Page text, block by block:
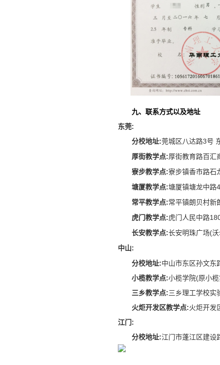
九、联系方式以及地址
东莞:
分校地址:莞城区八达路3号
厚街教学点:厚街教育路百汇
寮步教学点:寮步镇香市路石
塘厦教学点:塘厦镇塘龙中路
常平教学点:常平镇朗贝村新
虎门教学点:虎门人民中路
长安教学点:长安明珠广场(
中山:
分校地址:中山市东区孙文
小榄教学点:小榄学院(原小
三乡教学点:三乡理工学校实
火炬开发区教学点:火炬开发
江门:
分校地址:江门市蓬江区建设